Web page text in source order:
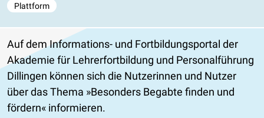
Plattform
Auf dem Informations- und Fortbildungsportal der
Akademie für Lehrerfortbildung und Personalführung
Dillingen können sich die Nutzerinnen und Nutzer
über das Thema »Besonders Begabte finden und
fördern« informieren.